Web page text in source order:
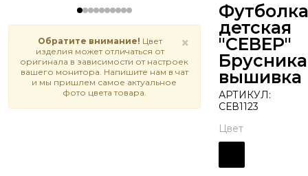
×
Обратите внимание! Цвет
изделия может отличаться от
оригинала в зависимости от настроек
вашего монитора. Напишите нам в чат
и мы пришлем самое актуальное
фото цвета товара.
Футболка
детская
"СЕВЕР"
Брусника
вышивка
АРТИКУЛ:
СЕВ1123
Цвет